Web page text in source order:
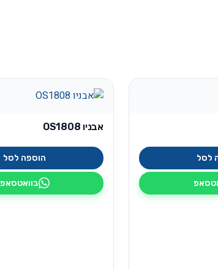
לסל
אבניו OS1808
הוספה לסל
בוואטסאפ